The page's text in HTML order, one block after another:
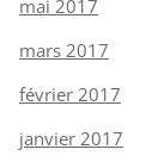
mai 2017
mars 2017
février 2017
janvier 2017